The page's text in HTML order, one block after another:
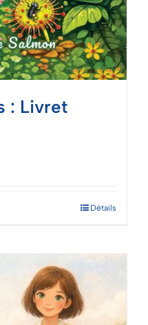
: Livret
Détails